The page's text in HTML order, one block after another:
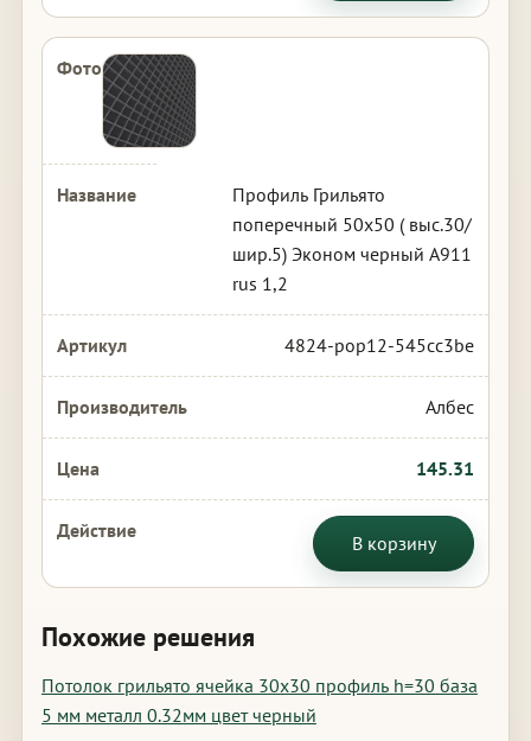
Профиль Грильято
поперечный 50х50 ( выс.30/
шир.5) Эконом черный А911
rus 1,2
4824-pop12-545cc3be
Албес
145.31
В корзину
Похожие решения
Потолок грильято ячейка 30х30 профиль h=30 база
5 мм металл 0.32мм цвет черный